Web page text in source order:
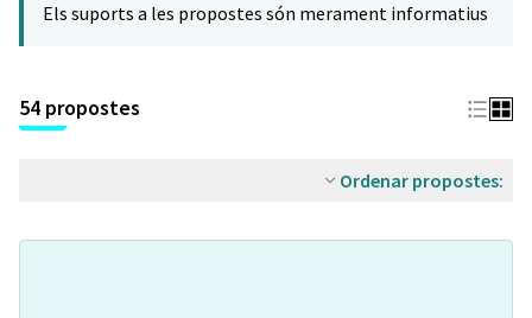
Els suports a les propostes són merament informatius
54 propostes
Ordenar propostes: